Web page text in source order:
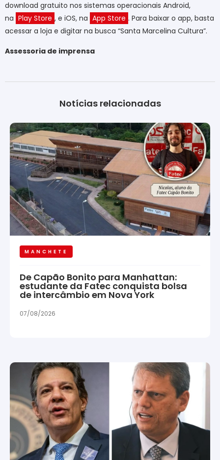
download gratuito nos sistemas operacionais Android,
na Play Store , e iOS, na App Store . Para baixar o app, basta
acessar a loja e digitar na busca “Santa Marcelina Cultura”.
Assessoria de imprensa
Notícias relacionadas
MANCHETE
De Capão Bonito para Manhattan:
estudante da Fatec conquista bolsa
de intercâmbio em Nova York
07/08/2026